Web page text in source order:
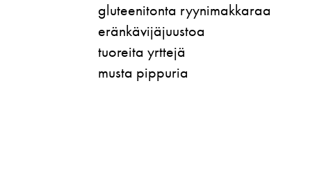
gluteenitonta ryynimakkaraa
eränkävijäjuustoa
tuoreita yrttejä
musta pippuria